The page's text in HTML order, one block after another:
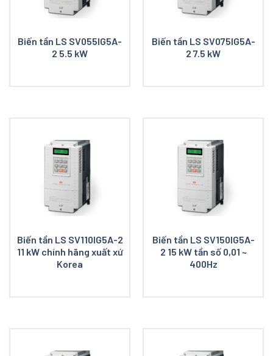
Biến tần LS SV055IG5A-
2 5.5 kW
Biến tần LS SV075IG5A-
2 7.5 kW
Biến tần LS SV110IG5A-2
11 kW chính hãng xuất xứ
Korea
Biến tần LS SV150IG5A-
2 15 kW tần số 0,01 ~
400Hz